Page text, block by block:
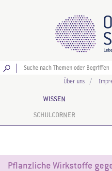
Über uns
WISSEN
SCHULCORNER
Pflanzliche Wirkstoffe